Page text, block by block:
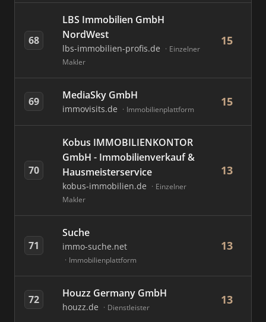
68
LBS Immobilien GmbH
NordWest
lbs-immobilien-profis.de
Einzelner
Makler
15
69 MediaSky GmbH
immovisits.de Immobilienplattform
15
70
Kobus IMMOBILIENKONTOR
GmbH - Immobilienverkauf &
Hausmeisterservice
kobus-immobilien.de
Einzelner
Makler
13
71
Suche
immo-suche.net
Immobilienplattform
13
72 Houzz Germany GmbH
houzz.de Dienstleister
13